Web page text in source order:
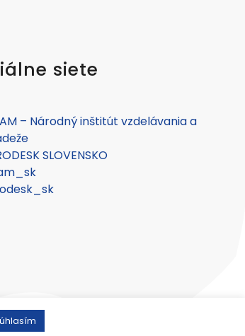
siete
– Národný inštitút vzdelávania a
SLOVENSKO